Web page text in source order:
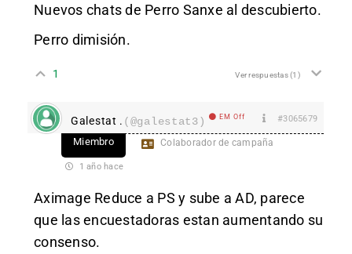
Nuevos chats de Perro Sanxe al descubierto.
Perro dimisión.
1 Ver respuestas(1)
Galestat . (@galestat3) EM Off #3065679
Miembro Colaborador de campaña
1 año hace
Aximage Reduce a PS y sube a AD, parece
que las encuestadoras estan aumentando su
consenso.